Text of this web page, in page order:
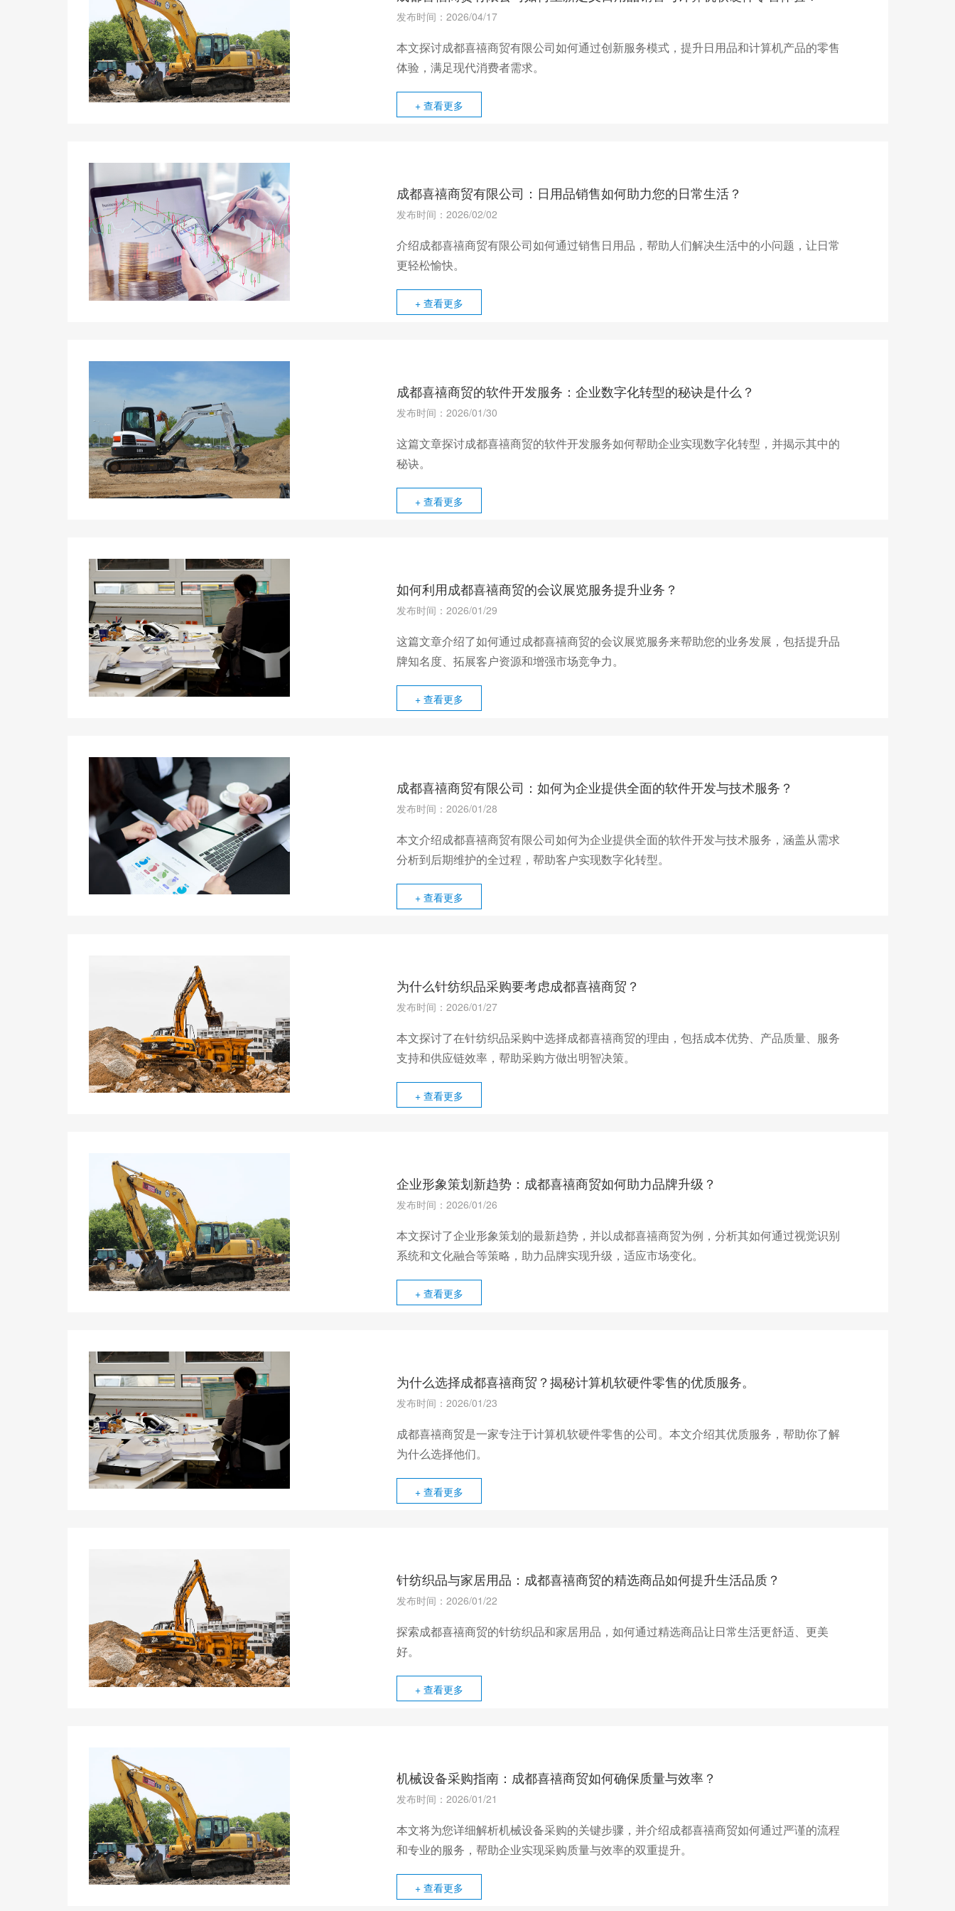
发布时间：2026/04/17
本文探讨成都喜禧商贸有限公司如何通过创新服务模式，提升日用品和计算机产品的零售
体验，满足现代消费者需求。
+ 查看更多
成都喜禧商贸有限公司：日用品销售如何助力您的日常生活？
发布时间：2026/02/02
介绍成都喜禧商贸有限公司如何通过销售日用品，帮助人们解决生活中的小问题，让日常
更轻松愉快。
+ 查看更多
成都喜禧商贸的软件开发服务：企业数字化转型的秘诀是什么？
发布时间：2026/01/30
这篇文章探讨成都喜禧商贸的软件开发服务如何帮助企业实现数字化转型，并揭示其中的
秘诀。
+ 查看更多
如何利用成都喜禧商贸的会议展览服务提升业务？
发布时间：2026/01/29
这篇文章介绍了如何通过成都喜禧商贸的会议展览服务来帮助您的业务发展，包括提升品
牌知名度、拓展客户资源和增强市场竞争力。
+ 查看更多
成都喜禧商贸有限公司：如何为企业提供全面的软件开发与技术服务？
发布时间：2026/01/28
本文介绍成都喜禧商贸有限公司如何为企业提供全面的软件开发与技术服务，涵盖从需求
分析到后期维护的全过程，帮助客户实现数字化转型。
+ 查看更多
为什么针纺织品采购要考虑成都喜禧商贸？
发布时间：2026/01/27
本文探讨了在针纺织品采购中选择成都喜禧商贸的理由，包括成本优势、产品质量、服务
支持和供应链效率，帮助采购方做出明智决策。
+ 查看更多
企业形象策划新趋势：成都喜禧商贸如何助力品牌升级？
发布时间：2026/01/26
本文探讨了企业形象策划的最新趋势，并以成都喜禧商贸为例，分析其如何通过视觉识别
系统和文化融合等策略，助力品牌实现升级，适应市场变化。
+ 查看更多
为什么选择成都喜禧商贸？揭秘计算机软硬件零售的优质服务。
发布时间：2026/01/23
成都喜禧商贸是一家专注于计算机软硬件零售的公司。本文介绍其优质服务，帮助你了解
为什么选择他们。
+ 查看更多
针纺织品与家居用品：成都喜禧商贸的精选商品如何提升生活品质？
发布时间：2026/01/22
探索成都喜禧商贸的针纺织品和家居用品，如何通过精选商品让日常生活更舒适、更美
好。
+ 查看更多
机械设备采购指南：成都喜禧商贸如何确保质量与效率？
发布时间：2026/01/21
本文将为您详细解析机械设备采购的关键步骤，并介绍成都喜禧商贸如何通过严谨的流程
和专业的服务，帮助企业实现采购质量与效率的双重提升。
+ 查看更多